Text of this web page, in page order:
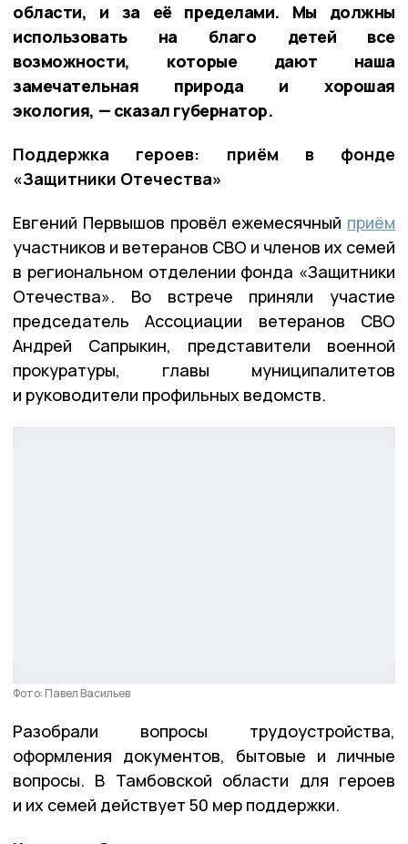
области, и за её пределами. Мы должны
использовать на благо детей все
возможности, которые дают наша
замечательная природа и хорошая
экология, — сказал губернатор.
Поддержка героев: приём в фонде
«Защитники Отечества»
Евгений Первышов провёл ежемесячный приём
участников и ветеранов СВО и членов их семей
в региональном отделении фонда «Защитники
Отечества». Во встрече приняли участие
председатель Ассоциации ветеранов СВО
Андрей Сапрыкин, представители военной
прокуратуры, главы муниципалитетов
и руководители профильных ведомств.
Фото: Павел Васильев
Разобрали вопросы трудоустройства,
оформления документов, бытовые и личные
вопросы. В Тамбовской области для героев
и их семей действует 50 мер поддержки.